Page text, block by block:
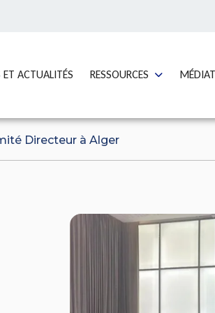
ACTUALITÉS GO TO:
RESSOURCES GO TO:
Directeur à Alger